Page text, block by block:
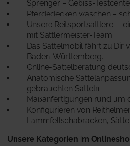
Sprenger – Gebiss-
Pferdedecken waschen –
Unsere Reitsportsattlerei –
mit Sattlermeister-Team.
Das Sattelmobil fährt zu Dir
Baden-Württemberg.
Online-Sattelberatung
Anatomische
gebrauchten Sätteln.
Maßanfertigungen rund um
Konfigurieren von
Lammfellschabracken,
Unsere Kategorien im